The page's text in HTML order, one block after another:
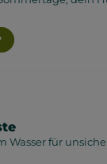
Wasser für